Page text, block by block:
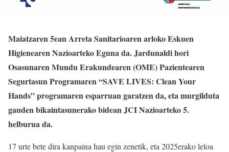
Maiatzaren 5ean Arreta Sanitarioaren arloko Eskuen
Higienearen Nazioarteko Eguna da. Jardunaldi hori
Osasunaren Mundu Erakundearen (OME) Pazientearen
Segurtasun Programaren “SAVE LIVES: Clean Your
Hands” programaren esparruan garatzen da, eta murgilduta
gauden bikaintasunerako bidean JCI Nazioarteko 5.
helburua da.
17 urte bete dira kanpaina hau egin zenetik, eta 2025erako leloa